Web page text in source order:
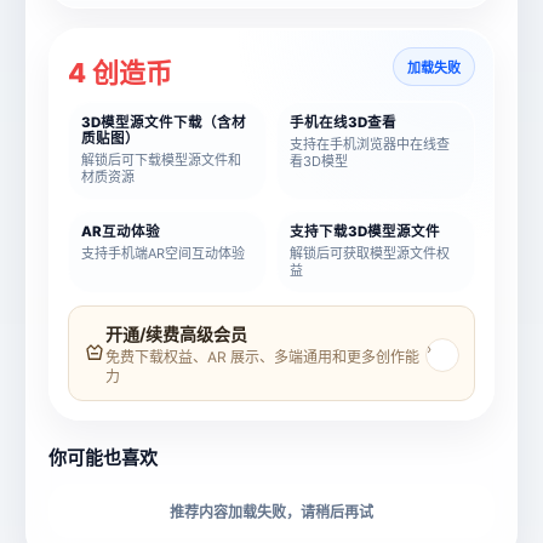
模型名称
材质贴图
4 创造币 加载失败
3D模型源文件下载（含材
质贴图）
解锁后可下载模型源文件和
材质资源
手机在线3D查看
支持在手机浏览器中在线查
看3D模型
AR互动体验
支持手机端AR空间互动体验
支持下载3D模型源文件
解锁后可获取模型源文件权
益
开通/续费高级会员
免费下载权益、AR 展示、多端通用和更多创作能
力
›
你可能也喜欢
推荐内容加载失败，请稍后再试